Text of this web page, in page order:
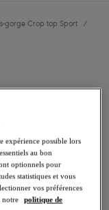
gorge Crop top Sport
/
expérience possible lors
au bon
optionnels pour
statistiques et vous
vos préférences
notre
politique de